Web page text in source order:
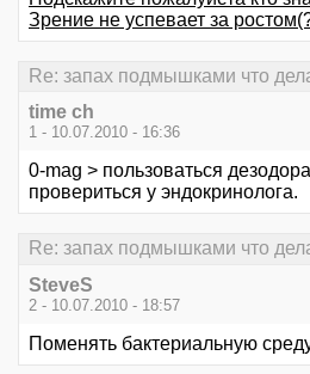
Зрение не успевает за
Re: запах подмышками что
time ch
1 - 10.07.2010 - 16:36
0-mag > пользоваться
провериться у эндокринолога.
Re: запах подмышками что
SteveS
2 - 10.07.2010 - 18:57
Поменять бактериальную